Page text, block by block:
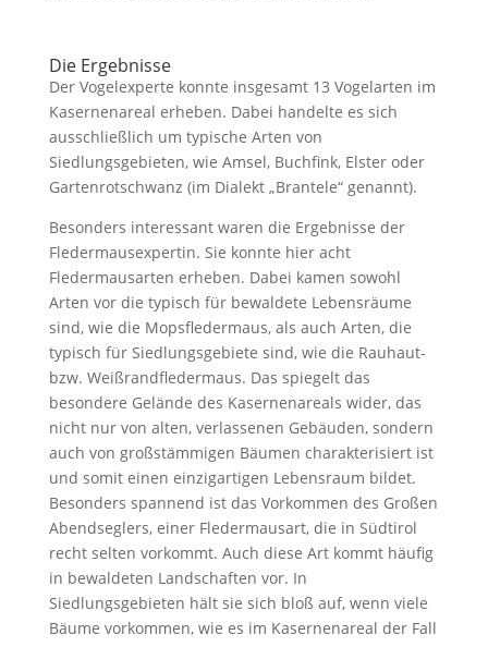
Die Ergebnisse
Der Vogelexperte konnte insgesamt 13 Vogelarten im
Kasernenareal erheben. Dabei handelte es sich
ausschließlich um typische Arten von
Siedlungsgebieten, wie Amsel, Buchfink, Elster oder
Gartenrotschwanz (im Dialekt „Brantele“ genannt).
Besonders interessant waren die Ergebnisse der
Fledermausexpertin. Sie konnte hier acht
Fledermausarten erheben. Dabei kamen sowohl
Arten vor die typisch für bewaldete Lebensräume
sind, wie die Mopsfledermaus, als auch Arten, die
typisch für Siedlungsgebiete sind, wie die Rauhaut-
bzw. Weißrandfledermaus. Das spiegelt das
besondere Gelände des Kasernenareals wider, das
nicht nur von alten, verlassenen Gebäuden, sondern
auch von großstämmigen Bäumen charakterisiert ist
und somit einen einzigartigen Lebensraum bildet.
Besonders spannend ist das Vorkommen des Großen
Abendseglers, einer Fledermausart, die in Südtirol
recht selten vorkommt. Auch diese Art kommt häufig
in bewaldeten Landschaften vor. In
Siedlungsgebieten hält sie sich bloß auf, wenn viele
Bäume vorkommen, wie es im Kasernenareal der Fall